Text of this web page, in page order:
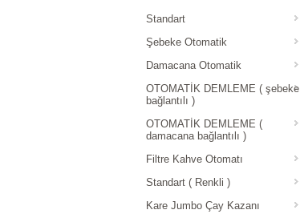
Standart
Şebeke Otomatik
Damacana Otomatik
OTOMATİK DEMLEME ( şebeke
bağlantılı )
OTOMATİK DEMLEME (
damacana bağlantılı )
Filtre Kahve Otomatı
Standart ( Renkli )
Kare Jumbo Çay Kazanı